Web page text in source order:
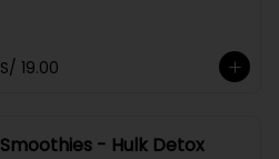
S/ 19.00
Smoothies - Hulk Detox